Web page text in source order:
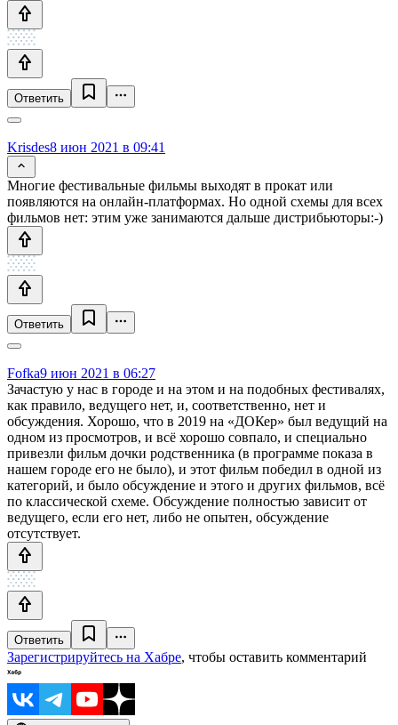
Ответить
Krisdes8 июн 2021 в 09:41
Многие фестивальные фильмы выходят в прокат или
появляются на онлайн-платформах. Но одной схемы для всех
фильмов нет: этим уже занимаются дальше дистрибьюторы:-)
Ответить
Fofka9 июн 2021 в 06:27
Зачастую у нас в городе и на этом и на подобных фестивалях,
как правило, ведущего нет, и, соответственно, нет и
обсуждения. Хорошо, что в 2019 на «ДОКер» был ведущий на
одном из просмотров, и всё хорошо совпало, и специально
привезли фильм дочки родственника (в программе показа в
нашем городе его не было), и этот фильм победил в одной из
категорий, и было обсуждение и этого и других фильмов, всё
по классической схеме. Обсуждение полностью зависит от
ведущего, если его нет, либо не опытен, обсуждение
отсутствует.
Ответить
Зарегистрируйтесь на Хабре, чтобы оставить комментарий